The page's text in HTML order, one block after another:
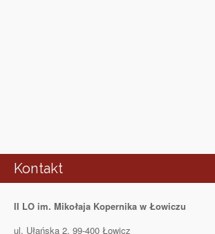
Kontakt
II LO im. Mikołaja Kopernika w Łowiczu
ul. Ułańska 2, 99-400 Łowicz